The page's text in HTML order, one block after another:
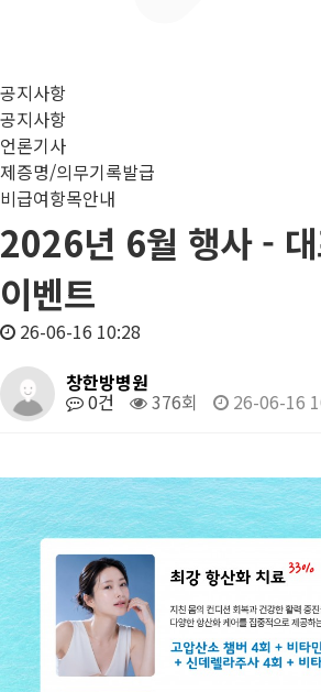
공지사항
공지사항
언론기사
제증명/의무기록발급
비급여항목안내
2026년 6월 행사 -
이벤트
26-06-16 10:28
창한방병원
0건 376회 26-06-16